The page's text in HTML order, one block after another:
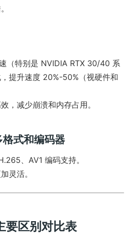
（特别是 NVIDIA RTX 30/40 系
提升速度 20%-50%（视硬件和
，减少崩溃和内存占用。
式和编码器
、AV1 编码支持。
灵活。
要区别对比表